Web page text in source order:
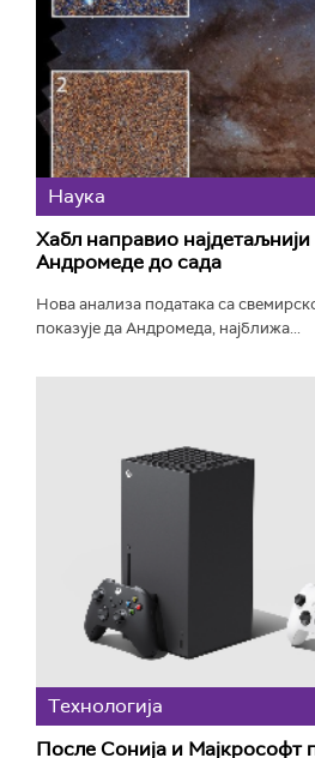
Наука
Хабл направио
Андромеде до сада
Нова анализа података са
показује да Андромеда, најближа...
Технологијa
После Сонија и Мајкрософт